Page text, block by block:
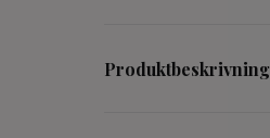
Produktbeskrivning